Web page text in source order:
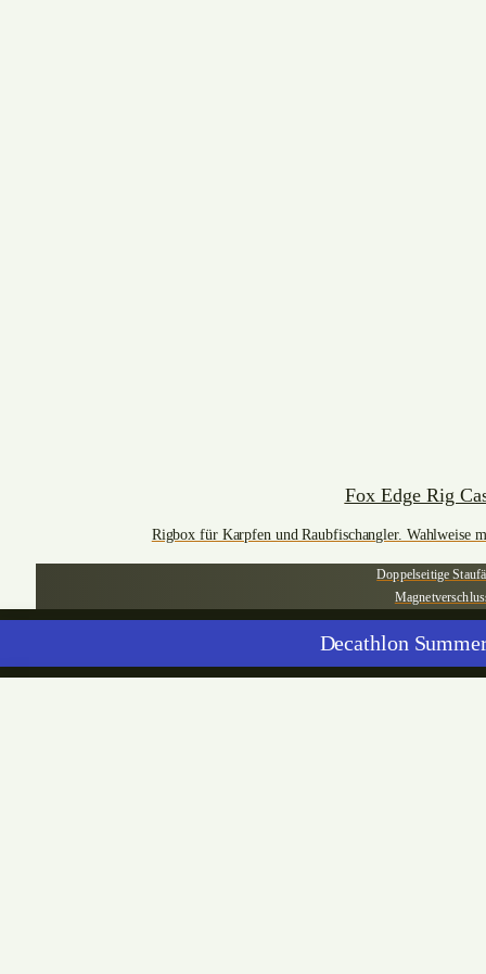
Fox Edge Rig
Rigbox für Karpfen und Raubfischangler. Wahlweise
Doppelseitige
Decathlon